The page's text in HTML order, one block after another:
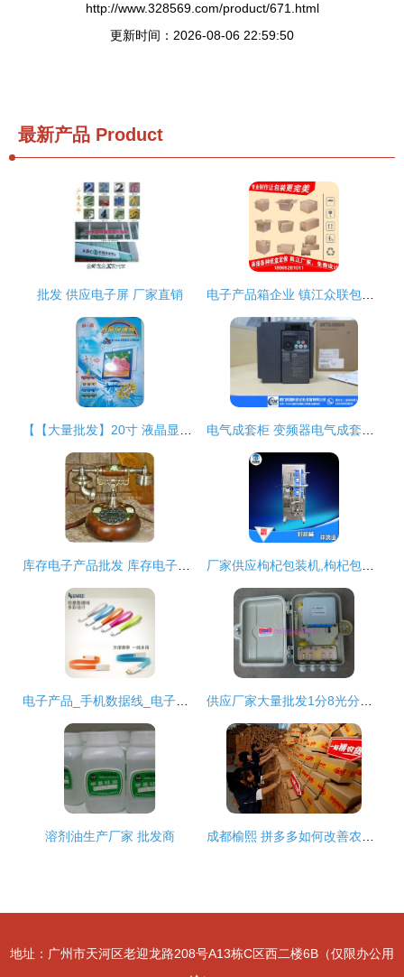
http://www.328569.com/product/671.html
更新时间：2026-08-06 22:59:50
最新产品 Product
批发 供应电子屏 厂家直销 电子产品箱企业 镇江众联包装批发 上海电子产品箱
【【大量批发】20寸 液晶显示器保护屏/防辐射视保屏/挂屏 爱】价格_厂家_图片 电气成套柜 变频器电气成套柜 派德科 优质商家
库存电子产品批发 库存电子产品供应 库存电子产品厂家 厂家供应枸杞包装机,枸杞包装机价
电子产品_手机数据线_电子产品批发_电子产品供应_阿里巴巴 供应厂家大量批发1分8光分路器箱
溶剂油生产厂家 批发商 成都榆熙 拼多多如何改善农产品传统供应链不稳定
地址：广州市天河区老迎龙路208号A13栋C区西二楼6B（仅限办公用